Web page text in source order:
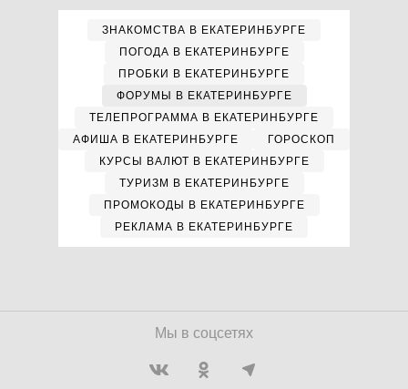
ЗНАКОМСТВА В ЕКАТЕРИНБУРГЕ
ПОГОДА В ЕКАТЕРИНБУРГЕ
ПРОБКИ В ЕКАТЕРИНБУРГЕ
ФОРУМЫ В ЕКАТЕРИНБУРГЕ
ТЕЛЕПРОГРАММА В ЕКАТЕРИНБУРГЕ
АФИША В ЕКАТЕРИНБУРГЕ
ГОРОСКОП
КУРСЫ ВАЛЮТ В ЕКАТЕРИНБУРГЕ
ТУРИЗМ В ЕКАТЕРИНБУРГЕ
ПРОМОКОДЫ В ЕКАТЕРИНБУРГЕ
РЕКЛАМА В ЕКАТЕРИНБУРГЕ
Мы в соцсетях